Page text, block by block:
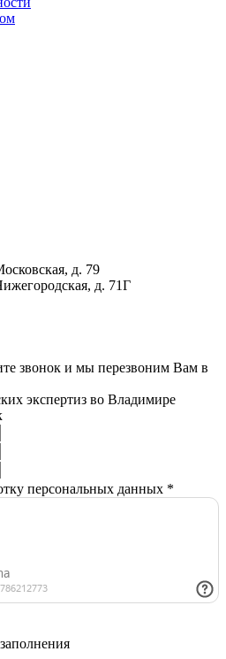
д. 79
д. 71Г
звонок и мы перезвоним Вам в
экспертиз во Владимире
персональных данных *